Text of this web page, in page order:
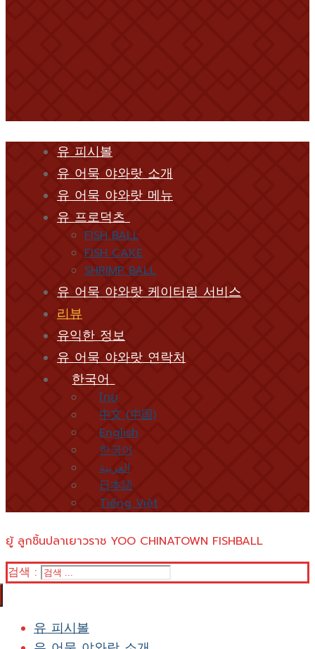
유 피시볼
유 어묵 야와랏 소개
유 어묵 야와랏 메뉴
유 프로덕츠
FISH BALL
FISH CAKE
SHRIMP BALL
유 어묵 야와랏 케이터링 서비스
리뷰
유익한 정보
유 어묵 야와랏 연락처
한국어
ไทย
中文 (中国)
English
한국어
العربية
日本語
Tiếng Việt
ยู้ ลูกชิ้นปลาเยาวราช YOO CHINATOWN FISHBALL
검색 :
유 피시볼